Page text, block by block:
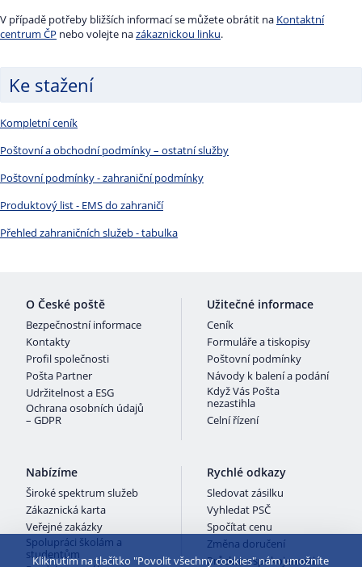
V případě potřeby bližších informací se můžete obrátit na Kontaktní
centrum ČP nebo volejte nazákaznickou linku.
Ke stažení
Kompletní ceník
Poštovní a obchodní podmínky – ostatní služby
Poštovní podmínky - zahraniční podmínky
Produktový list - EMS do zahraničí
Přehled zahraničních služeb - tabulka
O České poště
Bezpečnostní informace
Kontakty
Profil společnosti
Pošta Partner
Udržitelnost a ESG
Ochrana osobních údajů
– GDPR
Užitečné informace
Ceník
Formuláře a tiskopisy
Poštovní podmínky
Návody k balení a podání
Když Vás Pošta
nezastihla
Celní řízení
Nabízíme
Široké spektrum služeb
Zákaznická karta
Veřejné zakázky
Spolupráci školám a
studentům
Rychlé odkazy
Sledovat zásilku
Vyhledat PSČ
Spočítat cenu
Změna doručení
Průzkum spokojenosti
Kliknutím na tlačítko "Povolit všechny cookies" nám umožníte